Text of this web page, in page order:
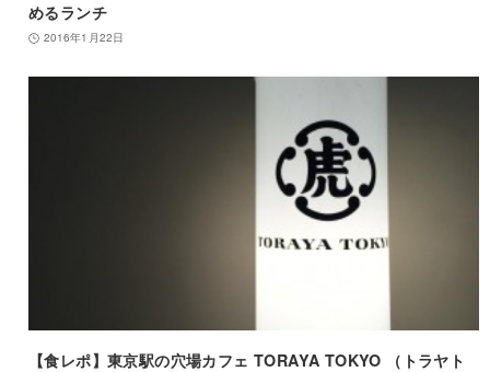
めるランチ
2016年1月22日
【食レポ】東京駅の穴場カフェ TORAYA TOKYO （トラヤト